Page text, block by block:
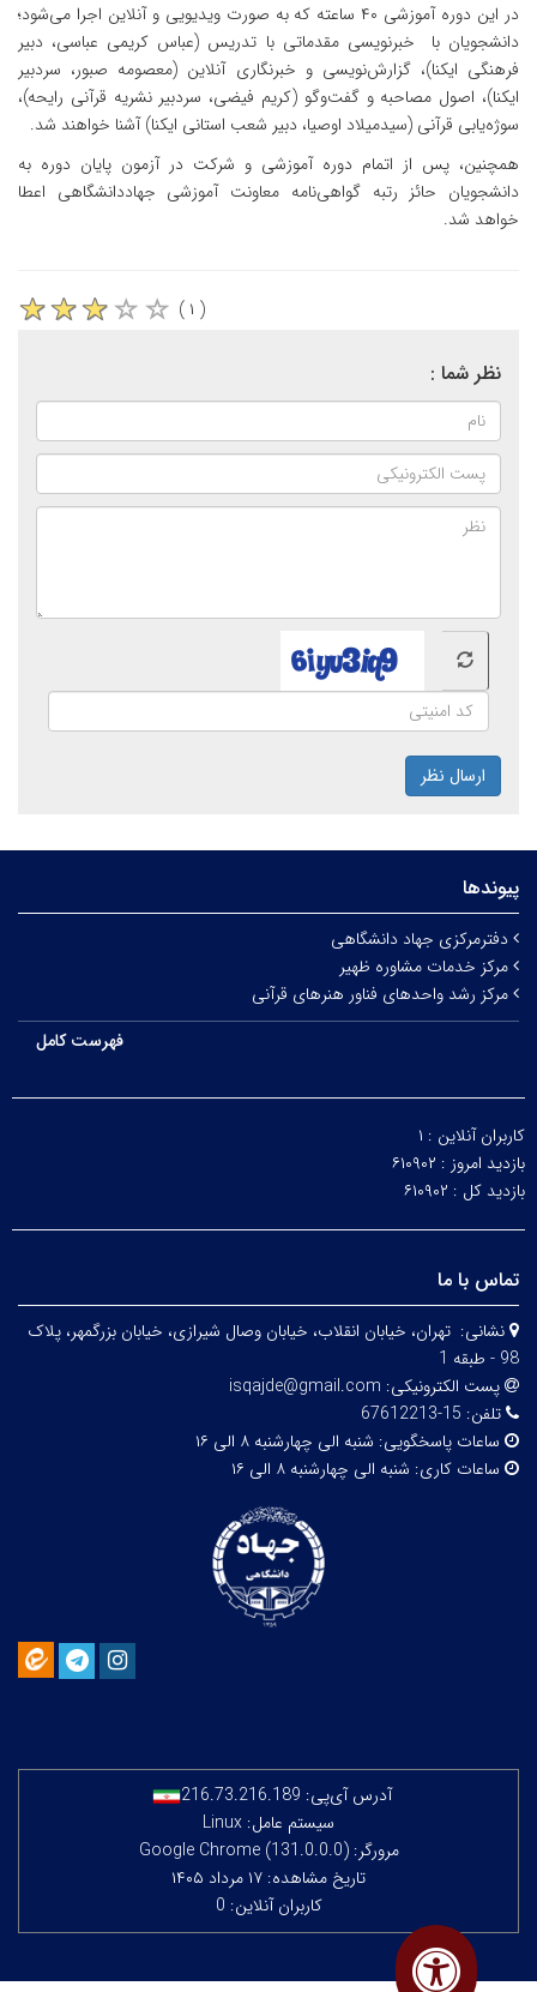
در این دوره آموزشی ۴۰ ساعته که به صورت ویدیویی و آنلاین اجرا می‌شود؛‌
دانشجویان با خبرنویسی مقدماتی با تدریس (عباس کریمی عباسی، دبیر
فرهنگی ایکنا)، گزارش‌نویسی و خبرنگاری آنلاین (معصومه صبور، سردبیر
ایکنا)، اصول مصاحبه و گفت‌وگو (کریم فیضی، سردبیر نشریه قرآنی رایحه)،
سوژه‌یابی قرآنی (سیدمیلاد اوصیا، دبیر شعب استانی ایکنا) آشنا خواهند شد.
همچنین، پس از اتمام دوره آموزشی و شرکت در آزمون پایان دوره به
دانشجویان حائز رتبه‌ گواهی‌نامه معاونت آموزشی جهاددانشگاهی اعطا
خواهد شد.
( ۱ )
نظر شما :
ارسال نظر
پیوندها
دفترمرکزی جهاد دانشگاهی
مرکز خدمات مشاوره ظهیر
مرکز رشد واحدهای فناور هنرهای قرآنی
فهرست کامل
کاربران آنلاین : ۱
بازدید امروز : ۶۱۰۹۰۲
بازدید کل : ۶۱۰۹۰۲
تماس با ما
نشانی: تهران، خيابان انقلاب، خيابان وصال شیرازی، خيابان بزرگمهر، پلاک
98 - طبقه 1
پست الکترونیکی: isqajde@gmail.com
تلفن: 15-67612213
ساعات پاسخگویی: شنبه الی چهارشنبه ۸ الی ۱۶
ساعات کاری: شنبه الی چهارشنبه ۸ الی ۱۶
آدرس آی‌پی: 216.73.216.189
سیستم عامل: Linux
مرورگر: Google Chrome (131.0.0.0)
تاریخ مشاهده: ۱۷ مرداد ۱۴۰۵
کاربران آنلاین: 0